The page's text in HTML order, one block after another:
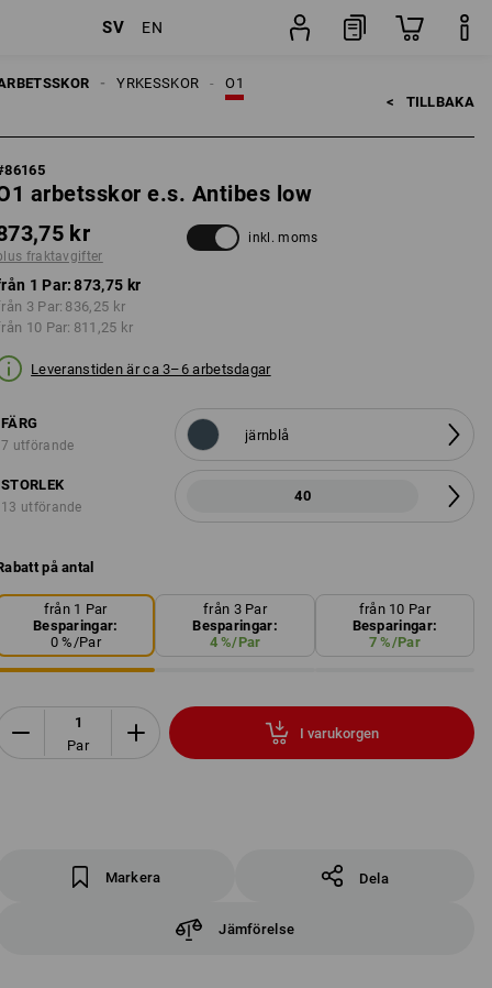
SV EN
O1
YRKESSKOR
< TILLBAKA
86165
arbetsskor e.s. Antibes low
kr
fraktavgifter
inkl. moms
1 Par: 873,75 kr
3 Par: 836,25 kr
10 Par: 811,25 kr
Leveranstiden är ca 3–6 arbetsdagar
FÄRG
7 utförande
järnblå
STORLEK
13 utförande
40
på antal
från 1 Par
Besparingar:
0 %/Par
från 3 Par
Besparingar:
4%/Par
från 10 Par
Besparingar:
7 %/Par
Par
I varukorgen
Markera Dela
Jämförelse